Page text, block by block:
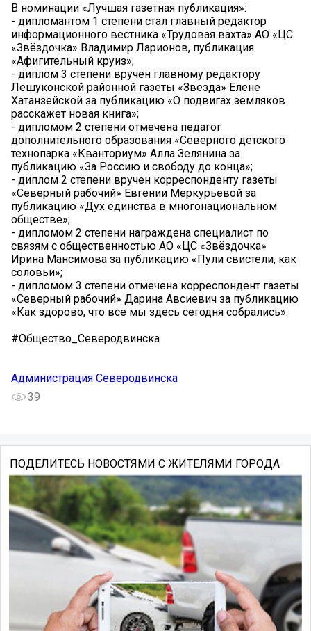
В номинации «Лучшая газетная публикация»:
- дипломантом 1 степени стал главный редактор
информационного вестника «Трудовая вахта» АО «ЦС
«Звёздочка» Владимир Ларионов, публикация
«Афигительный круиз»;
- диплом 3 степени вручен главному редактору
Лешуконской районной газеты «Звезда» Елене
Хатанзейской за публикацию «О подвигах земляков
расскажет новая книга»;
- дипломом 2 степени отмечена педагог
дополнительного образования «Северного детского
технопарка «Кванториум» Алла Зелянина за
публикацию «За Россию и свободу до конца»;
- диплом 2 степени вручен корреспонденту газеты
«Северный рабочий» Евгении Меркурьевой за
публикацию «Дух единства в многонациональном
обществе»;
- дипломом 2 степени награждена специалист по
связям с общественностью АО «ЦС «Звёздочка»
Ирина Мансимова за публикацию «Пули свистели, как
соловьи»;
- дипломом 3 степени отмечена корреспондент газеты
«Северный рабочий» Дарина Авсиевич за публикацию
«Как здорово, что все мы здесь сегодня собрались».
#Общество_Северодвинска
Администрация Северодвинска
39
ПОДЕЛИТЕСЬ НОВОСТЯМИ С ЖИТЕЛЯМИ ГОРОДА